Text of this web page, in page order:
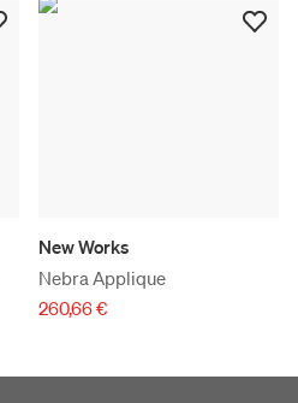
New Works
Nebra Applique
260,66 €